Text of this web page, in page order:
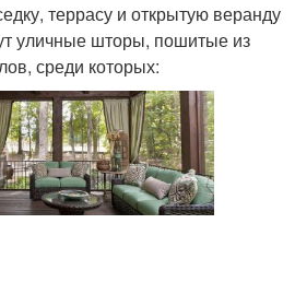
террасу и открытую веранду
уличные шторы, пошитые из
среди которых: